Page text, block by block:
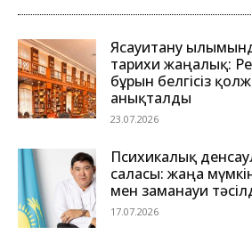
Ясауитану
тарихи жаңалық:
бұрын белгісіз
анықталды
23.07.2026
Психикалық
саласы: жаңа
мен заманауи
17.07.2026